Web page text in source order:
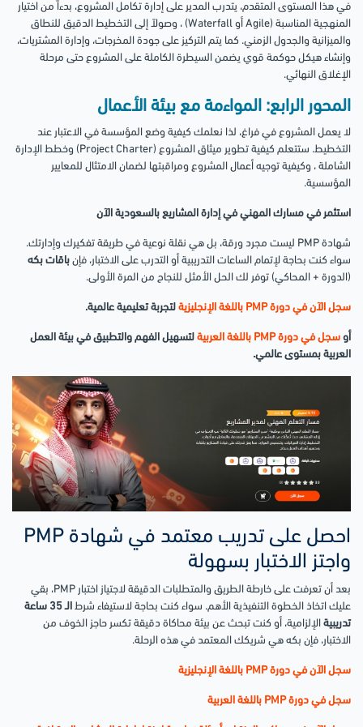
في هذا المستوى المتقدم، يتدرب المدير على إدارة تكامل المشروع، بدءاً من اختيار
المنهجية المناسبة (Agile أو Waterfall) ، وصولاً إلى التخطيط الدقيق للنطاق
والميزانية والجدول الزمني. كما يتم التركيز على جودة المخرجات، وإدارة المشتريات،
وإنشاء هيكل حوكمة قوي يضمن السيطرة الكاملة على المشروع حتى مرحلة
الإغلاق النهائي.
المحور الرابع: المواءمة مع بيئة الأعمال
لا يعمل المشروع في فراغ، لذا نعلمك كيفية وضع المؤسسة في الاعتبار عند
التخطيط. ستتعلم كيفية تطوير ميثاق المشروع (Project Charter) وخطط الإدارة
الشاملة ، وكيفية توجيه أعمال المشروع ومراقبتها لضمان الامتثال للمعايير
المؤسسية.
استثمر في مسارك المهني في إدارة المشاريع بالسعودية الآن
شهادة PMP ليست مجرد ورقة، بل هي نقلة نوعية في طريقة تفكيرك وإدارتك.
سواء كنت بحاجة لإتمام الساعات التدريبية أو التدرب على الاختبار، فإن باقات بكه
(الدورة + المحاكي) توفر لك الحل الأمثل للنجاح من المرة الأولى.
سجل الآن في دورة PMP باللغة الإنجليزية لتجربة تعليمية عالمية.
أو سجل في دورة PMP باللغة العربية
لتسهيل الفهم والتطبيق في بيئة العمل
العربية بمستوى عالمي.
احصل على تدريب معتمد في شهادة PMP
واجتز الاختبار بسهولة
بعد أن تعرفت على خارطة الطريق والمتطلبات الدقيقة لاجتياز اختبار PMP، بقي
عليك اتخاذ الخطوة التنفيذية الأهم. سواء كنت بحاجة لاستيفاء شرط
الـ 35 ساعة
تدريبية الإلزامية، أو كنت تبحث عن بيئة محاكاة دقيقة تكسر حاجز الخوف من
الاختبار، فإن بكه هي شريكك المعتمد في هذه الرحلة.
سجل الآن في دورة PMP باللغة الإنجليزية
سجل في دورة PMP باللغة العربية